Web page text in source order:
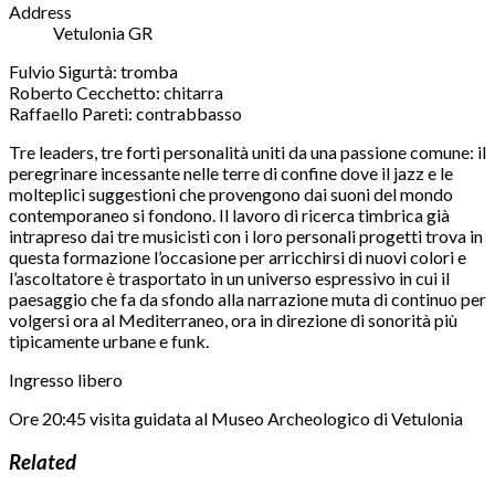
Address
Vetulonia GR
Fulvio Sigurtà: tromba
Roberto Cecchetto: chitarra
Raffaello Pareti: contrabbasso
Tre leaders, tre forti personalità uniti da una passione comune: il
peregrinare incessante nelle terre di confine dove il jazz e le
molteplici suggestioni che provengono dai suoni del mondo
contemporaneo si fondono. Il lavoro di ricerca timbrica già
intrapreso dai tre musicisti con i loro personali progetti trova in
questa formazione l’occasione per arricchirsi di nuovi colori e
l’ascoltatore è trasportato in un universo espressivo in cui il
paesaggio che fa da sfondo alla narrazione muta di continuo per
volgersi ora al Mediterraneo, ora in direzione di sonorità più
tipicamente urbane e funk.
Ingresso libero
Ore 20:45 visita guidata al Museo Archeologico di Vetulonia
Related